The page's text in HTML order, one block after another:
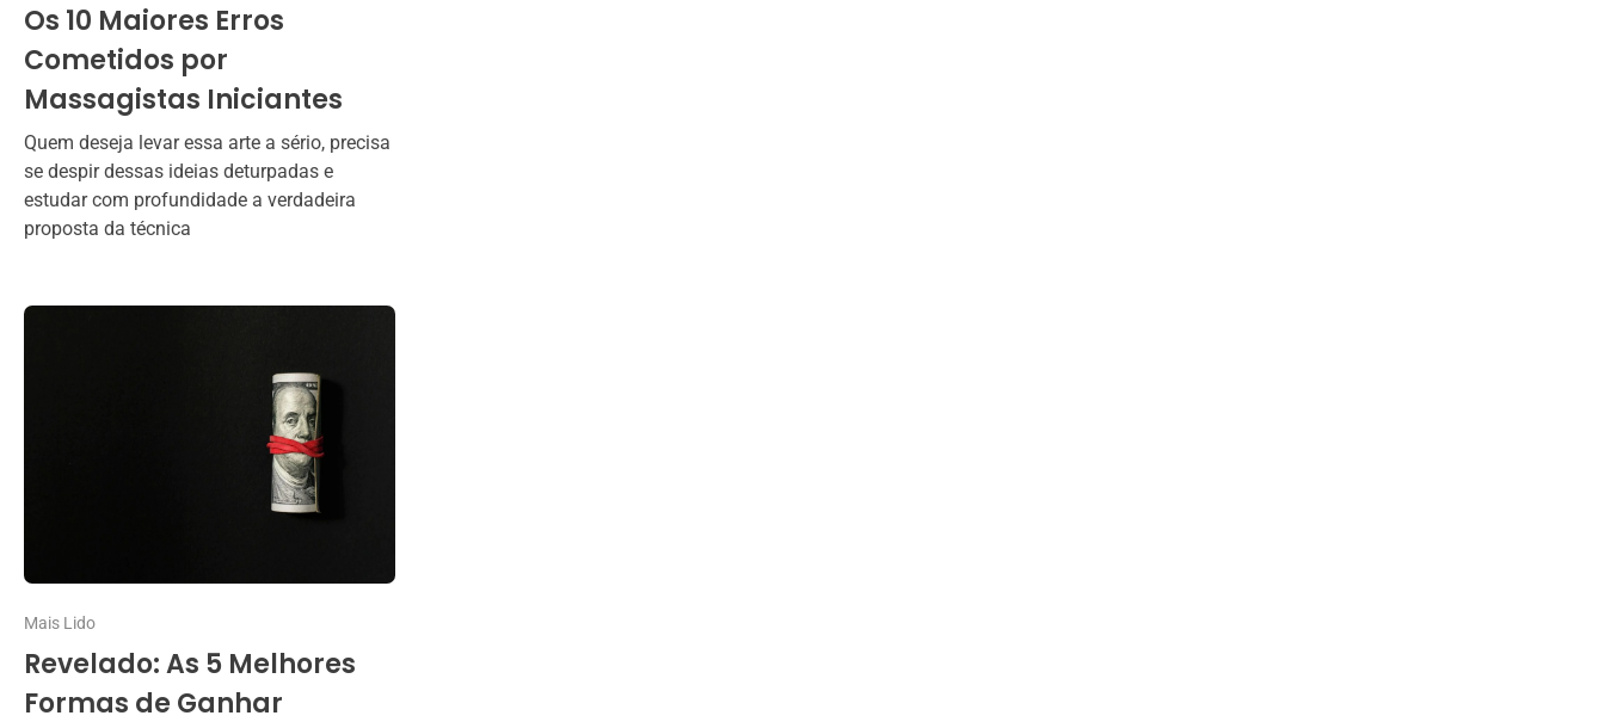
Os 10 Maiores Erros
Cometidos por
Massagistas Iniciantes
Quem deseja levar essa arte a sério, precisa
se despir dessas ideias deturpadas e
estudar com profundidade a verdadeira
proposta da técnica
Mais Lido
Revelado: As 5 Melhores
Formas de Ganhar